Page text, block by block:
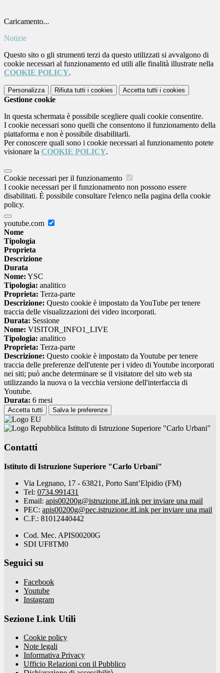
Caricamento...
Notizie
Questo sito o gli strumenti terzi da questo utilizzati si avvalgono di
cookie necessari al funzionamento ed utili alle finalità illustrate nella
COOKIE POLICY.
Personalizza Rifiuta tutti i cookies Accetta tutti i cookies
Gestione cookie
In questa schermata è possibile scegliere quali cookie consentire.
I cookie necessari sono quelli che consentono il funzionamento della
piattaforma e non è possibile disabilitarli.
Per conoscere quali sono i cookie necessari al funzionamento potete
visionare la COOKIE POLICY.
Cookie necessari per il funzionamento
I cookie necessari per il funzionamento non possono essere
disabilitati. È possibile consultare l'elenco nella pagina della cookie
policy.
youtube.com
Nome
Tipologia
Proprieta
Descrizione
Durata
Nome: YSC
Tipologia: analitico
Proprieta: Terza-parte
Descrizione: Questo cookie è impostato da YouTube per tenere
traccia delle visualizzazioni dei video incorporati.
Durata: Sessione
Nome: VISITOR_INFO1_LIVE
Tipologia: analitico
Proprieta: Terza-parte
Descrizione: Questo cookie è impostato da Youtube per tenere
traccia delle preferenze dell'utente per i video di Youtube incorporati
nei siti; può anche determinare se il visitatore del sito web sta
utilizzando la nuova o la vecchia versione dell'interfaccia di
Youtube.
Durata: 6 mesi
Accetta tutti Salva le preferenze
Istituto di Istruzione Superiore "Carlo Urbani"
Contatti
Istituto di Istruzione Superiore "Carlo Urbani"
Via Legnano, 17 - 63821, Porto Sant’Elpidio (FM)
Tel: 0734.991431
Email: apis00200g@istruzione.itLink per inviare una mail
PEC: apis00200g@pec.istruzione.itLink per inviare una mail
C.F.: 81012440442
Cod. Mec. APIS00200G
SDI UF8TM0
Seguici su
Facebook
Youtube
Instagram
Sezione Link Utili
Cookie policy
Note legali
Informativa Privacy
Ufficio Relazioni con il Pubblico